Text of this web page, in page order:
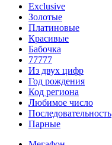
Exclusive
Золотые
Платиновые
Красивые
Бабочка
77777
Из двух цифр
Год рождения
Код региона
Любимое число
Последовательность
Парные